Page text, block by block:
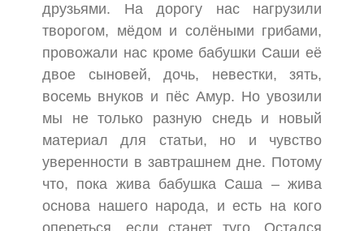
друзьями. На дорогу нас нагрузили
творогом, мёдом и солёными грибами,
провожали нас кроме бабушки Саши её
двое сыновей, дочь, невестки, зять,
восемь внуков и пёс Амур. Но увозили
мы не только разную снедь и новый
материал для статьи, но и чувство
уверенности в завтрашнем дне. Потому
что, пока жива бабушка Саша – жива
основа нашего народа, и есть на кого
опереться, если станет туго. Остался